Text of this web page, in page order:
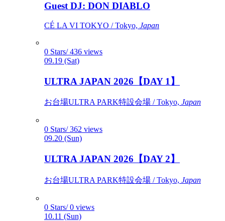
Guest DJ: DON DIABLO
CÉ LA VI TOKYO / Tokyo, Japan
0 Stars/ 436 views
09.19 (Sat)
ULTRA JAPAN 2026【DAY 1】
お台場ULTRA PARK特設会場 / Tokyo, Japan
0 Stars/ 362 views
09.20 (Sun)
ULTRA JAPAN 2026【DAY 2】
お台場ULTRA PARK特設会場 / Tokyo, Japan
0 Stars/ 0 views
10.11 (Sun)